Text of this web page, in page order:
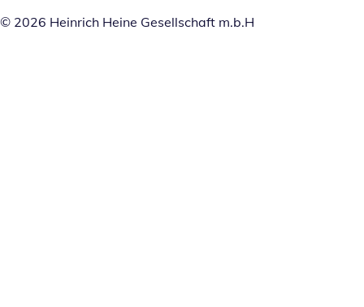
© 2026 Heinrich Heine Gesellschaft m.b.H